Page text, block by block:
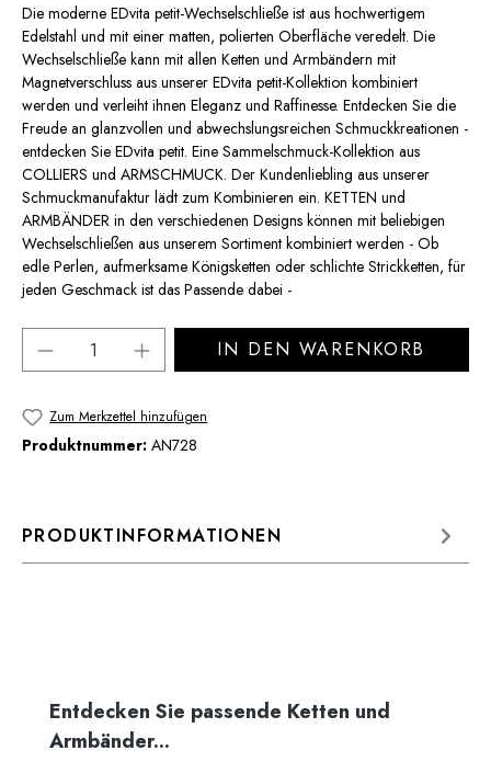
Die moderne EDvita petit-Wechselschließe ist aus hochwertigem
Edelstahl und mit einer matten, polierten Oberfläche veredelt. Die
Wechselschließe kann mit allen Ketten und Armbändern mit
Magnetverschluss aus unserer EDvita petit-Kollektion kombiniert
werden und verleiht ihnen Eleganz und Raffinesse. Entdecken Sie die
Freude an glanzvollen und abwechslungsreichen Schmuckkreationen -
entdecken Sie EDvita petit. Eine Sammelschmuck-Kollektion aus
COLLIERS und ARMSCHMUCK. Der Kundenliebling aus unserer
Schmuckmanufaktur lädt zum Kombinieren ein. KETTEN und
ARMBÄNDER in den verschiedenen Designs können mit beliebigen
Wechselschließen aus unserem Sortiment kombiniert werden - Ob
edle Perlen, aufmerksame Königsketten oder schlichte Strickketten, für
jeden Geschmack ist das Passende dabei -
Produkt Anzahl: Gib den gewünschten
IN DEN WARENKORB
Zum Merkzettel hinzufügen
Produktnummer: AN728
PRODUKTINFORMATIONEN
Produktgalerie überspringen
Entdecken Sie passende Ketten und
Armbänder...